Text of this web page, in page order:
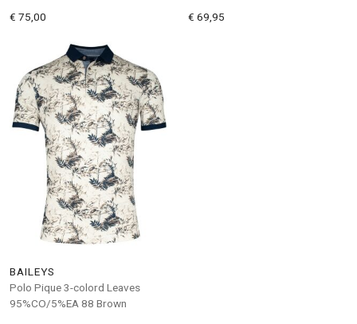
€ 75,00 € 69,95
BAILEYS
Polo Pique 3-colord Leaves
95%CO/5%EA 88 Brown